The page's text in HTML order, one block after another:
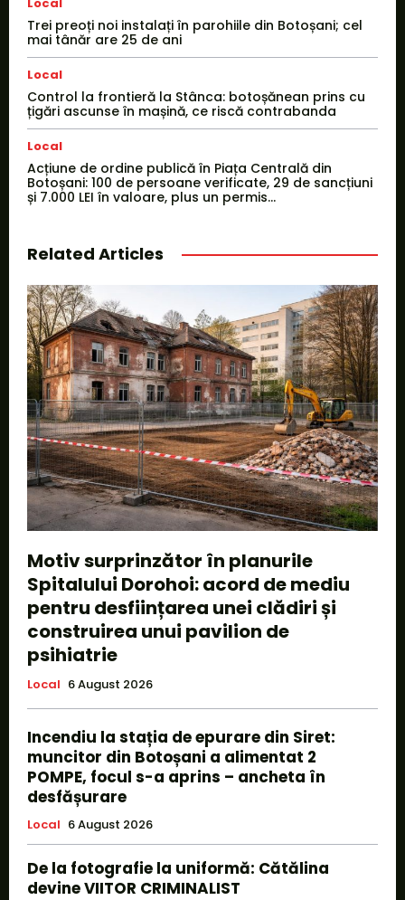
Local
Trei preoți noi instalați în parohiile din Botoșani; cel
mai tânăr are 25 de ani
Local
Control la frontieră la Stânca: botoșănean prins cu
țigări ascunse în mașină, ce riscă contrabanda
Local
Acțiune de ordine publică în Piața Centrală din
Botoșani: 100 de persoane verificate, 29 de sancțiuni
și 7.000 LEI în valoare, plus un permis...
Related Articles
Motiv surprinzător în planurile
Spitalului Dorohoi: acord de mediu
pentru desființarea unei clădiri și
construirea unui pavilion de
psihiatrie
Local 6 August 2026
Incendiu la stația de epurare din Siret:
muncitor din Botoșani a alimentat 2
POMPE, focul s-a aprins – ancheta în
desfășurare
Local 6 August 2026
De la fotografie la uniformă: Cătălina
devine VIITOR CRIMINALIST